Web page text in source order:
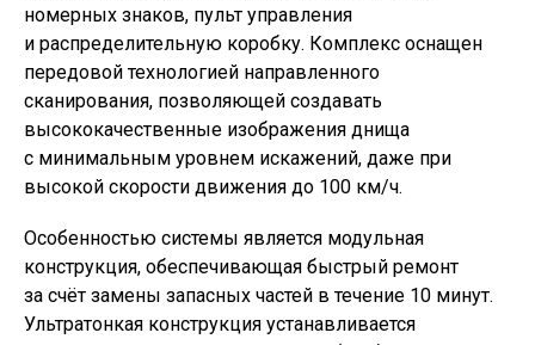
номерных знаков, пульт управления
и распределительную коробку. Комплекс оснащен
передовой технологией направленного
сканирования, позволяющей создавать
высококачественные изображения днища
с минимальным уровнем искажений, даже при
высокой скорости движения до 100 км/ч.
Особенностью системы является модульная
конструкция, обеспечивающая быстрый ремонт
за счёт замены запасных частей в течение 10 минут.
Ультратонкая конструкция устанавливается